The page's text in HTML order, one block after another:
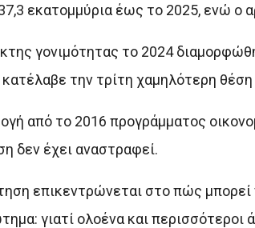
εκατομμύρια έως το 2025, ενώ ο
γονιμότητας το 2024
την τρίτη χαμηλότερη
από το 2016 προγράμματος
δεν έχει αναστραφεί.
επικεντρώνεται στο πώς
γιατί ολοένα και